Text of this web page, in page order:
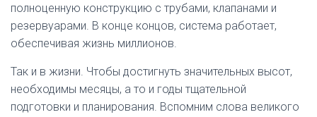
полноценную конструкцию с трубами, клапанами и
резервуарами. В конце концов, система работает,
обеспечивая жизнь миллионов.
Так и в жизни. Чтобы достигнуть значительных высот,
необходимы месяцы, а то и годы тщательной
подготовки и планирования. Вспомним слова великого